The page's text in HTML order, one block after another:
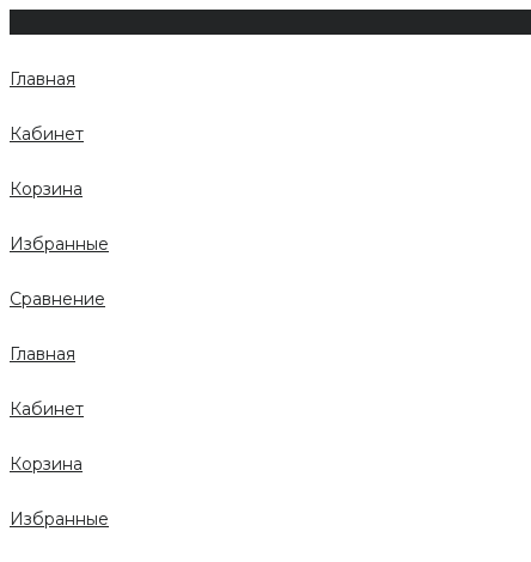
Главная
Кабинет
Корзина
Избранные
Сравнение
Главная
Кабинет
Корзина
Избранные